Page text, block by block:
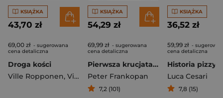
KSIĄŻKA
43,70 zł
69,00 zł - sugerowana
cena detaliczna
Droga kości
Ville Ropponen, Ville-Juhani Sutinen
KSIĄŻKA
54,29 zł
69,99 zł - sugerowana
cena detaliczna
Pierwsza krucjata. Wezwanie ze Wschodu
Peter Frankopan
7,2 (101)
KSIĄŻKA
36,52 zł
59,99 zł -
cena detaliczna
Luca Cesari
7,8 (15)